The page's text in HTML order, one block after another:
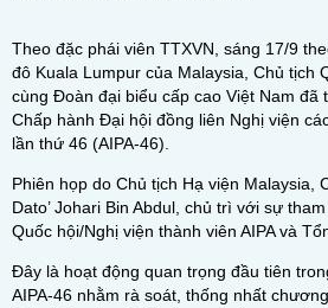
Theo đặc phái viên TTXVN, sáng 17/9
đô Kuala Lumpur của Malaysia, Chủ tịch
cùng Đoàn đại biểu cấp cao Việt Nam đã
Chấp hành Đại hội đồng liên Nghị viện
lần thứ 46 (AIPA-46).
Phiên họp do Chủ tịch Hạ viện Malaysia,
Dato’ Johari Bin Abdul, chủ trì với sự
Quốc hội/Nghị viện thành viên AIPA và
Đây là hoạt động quan trọng đầu tiên
AIPA-46 nhằm rà soát, thống nhất